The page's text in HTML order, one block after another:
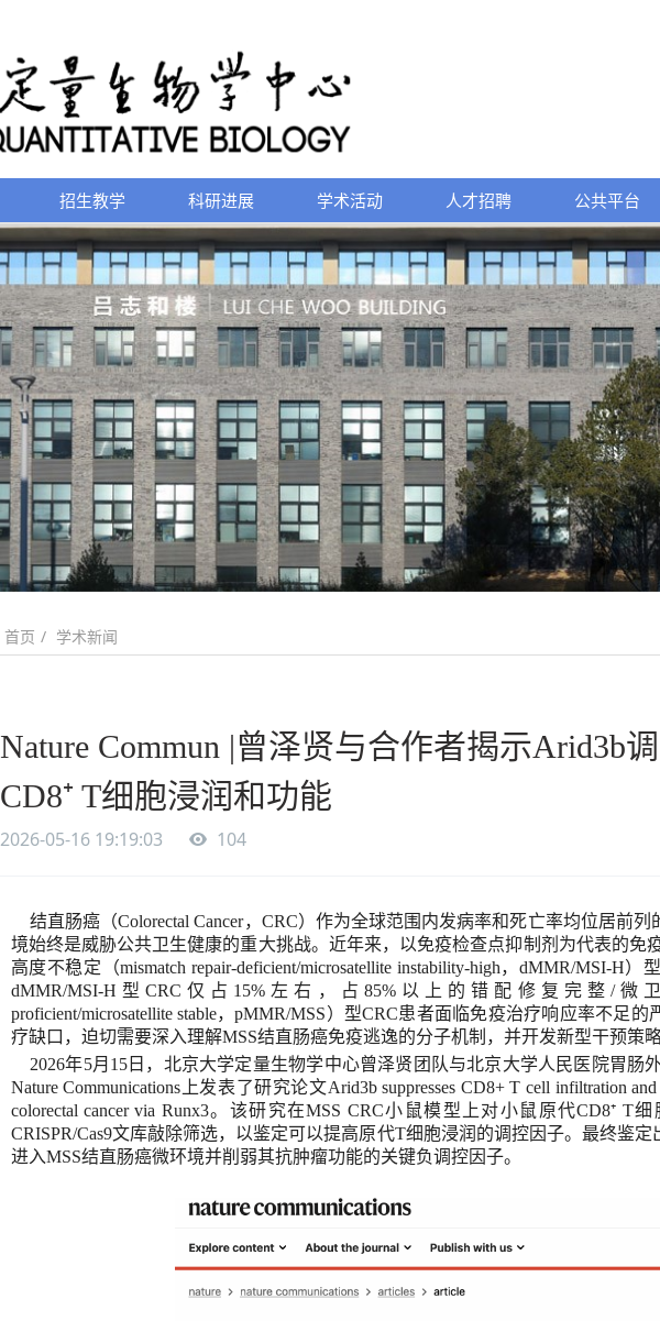
招生教学 科研进展 学术活动 人才招聘 公共平台
首页 学术新闻
Nature Commun |曾泽贤与合作者揭示Arid3b
CD8⁺ T细胞浸润和功能
2026-05-16 19:19:03 104
结直肠癌（Colorectal Cancer， CRC）作为全球范围内发病率和死亡率均位居前列
境始终是威胁公共卫生健康的重大挑战。近年来，以免疫检查点抑制剂为代表的免
高度不稳定
（mismatch repair-deficient/microsatellite instability-high， dMMR/MSI-H）型
dMMR/MSI-H 型 CRC 仅占 15% 左右，占 85%以上的错配修复完整 /微
proficient/microsatellite stable，pMMR/MSS）型CRC患者面临免疫治疗响应率不足的
疗缺口 ，迫切需要深入理解MSS结直肠癌免疫逃逸的分子机制，并开发新型干预策略
2026年5月 15 日， 北京大学定量生物学中心曾泽贤团队与北京大学人民医院胃肠
Nature Communications 上发表了研究论文Arid3b suppresses CD8+ T cell infiltration
colorectal cancer via Runx3。 该研究在MSS CRC小鼠模型上对小鼠 原代CD8⁺ T细
CRISPR/Cas9文库敲除筛选，以鉴定可以提高原代T细胞浸润的调控因子。最终鉴定
进入MSS结直肠癌微环境并削弱其抗肿瘤功能的关键负调控因子。